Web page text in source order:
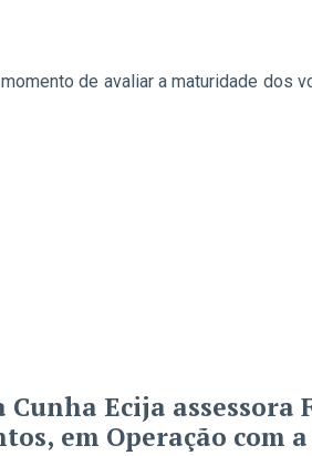
de avaliar a maturidade dos
Cunha Ecija assessora
em Operação com